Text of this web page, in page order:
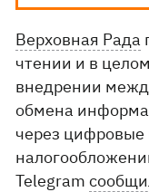
Верховная Рада
чтении и в
внедрении
обмена
через
Telegram